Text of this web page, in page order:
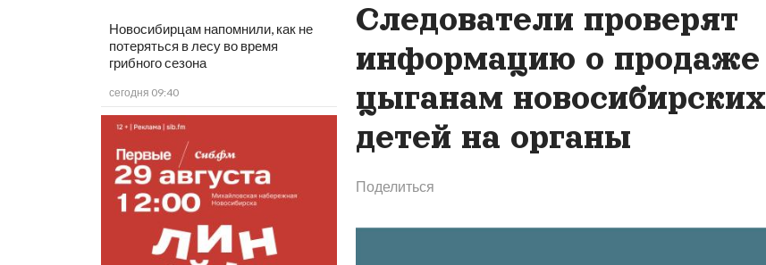
Новосибирцам напомнили, как не
потеряться в лесу во время
грибного сезона
сегодня 09:40
Следователи проверят
информацию о продаже
цыганам новосибирских
детей на органы
Поделиться